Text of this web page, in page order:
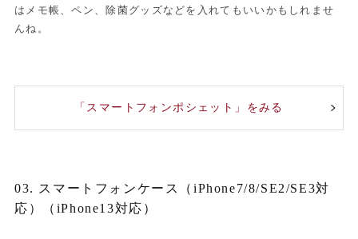
はメモ帳、ペン、除菌グッズなどを入れてもいいかもしれませ
んね。
「スマートフォンポシェット」をみる
03. スマートフォンケース（iPhone7/8/SE2/SE3対
応）（iPhone13対応）